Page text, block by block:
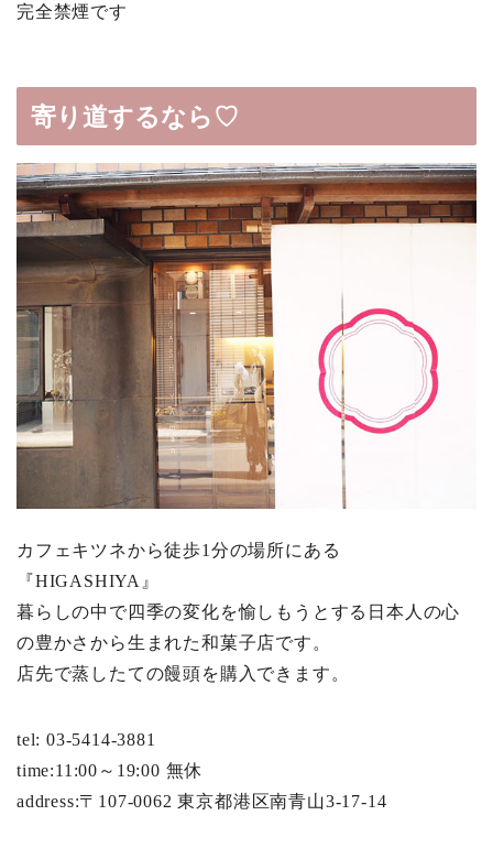
完全禁煙です
寄り道するなら♡
カフェキツネから徒歩1分の場所にある
『HIGASHIYA』
暮らしの中で四季の変化を愉しもうとする日本人の心
の豊かさから生まれた和菓子店です。
店先で蒸したての饅頭を購入できます。
tel: 03-5414-3881
time:11:00～19:00 無休
address:〒107-0062 東京都港区南青山3-17-14